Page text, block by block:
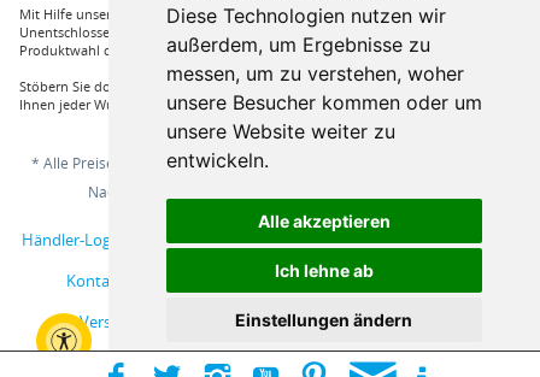
Diese Technologien nutzen wir
außerdem, um Ergebnisse zu
messen, um zu verstehen, woher
unsere Besucher kommen oder um
unsere Website weiter zu
entwickeln.
Alle akzeptieren
Ich lehne ab
Einstellungen ändern
Mit Hilfe unserer Service Hotline sind Sie nur mit einem Anruf von ihrer
Unentschlossenheit erlöst und bekommen von einem Fachprofi die beste
Produktwahl die für sie relevant ist.
Stöbern Sie doch einfach durch unserem Sortiment und Sie werden sehen, dass
Ihnen jeder Wunsch erfüllt wird.
* Alle Preise inkl. gesetzl. Mehrwertsteuer zzgl.
Nachnahmegebühren, wenn nicht anders beschrieben
Händler-Login Musterbestellung Über uns
Hilfe / Support
Kontakt
Online-Streitschlichtungsplattform
Versand und Zahlungsbedingungen
Impressum
Widerrufsbelehrung
Datenschutzerklärung